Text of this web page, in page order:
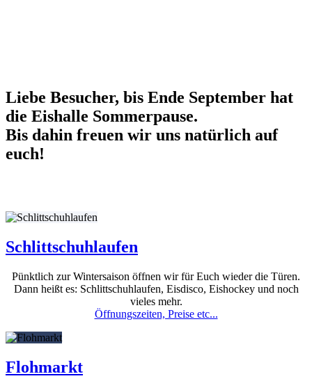
Liebe Besucher, bis Ende September hat
die Eishalle Sommerpause.
Bis dahin freuen wir uns natürlich auf
euch!
Schlittschuhlaufen
Pünktlich zur Wintersaison öffnen wir für Euch wieder die Türen.
Dann heißt es: Schlittschuhlaufen, Eisdisco, Eishockey und noch
vieles mehr.
Öffnungszeiten, Preise etc...
Flohmarkt